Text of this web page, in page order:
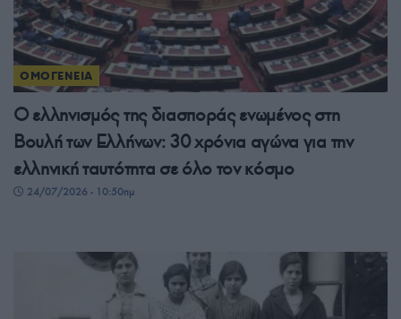
ΟΜΟΓΕΝΕΙΑ
Ο ελληνισμός της διασποράς ενωμένος στη
Βουλή των Ελλήνων: 30 χρόνια αγώνα για την
ελληνική ταυτότητα σε όλο τον κόσμο
24/07/2026 - 10:50πμ